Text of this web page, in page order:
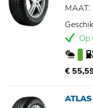
Op
€